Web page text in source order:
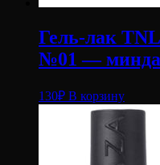
Гель-лак
№01 —
130₽ В корзину